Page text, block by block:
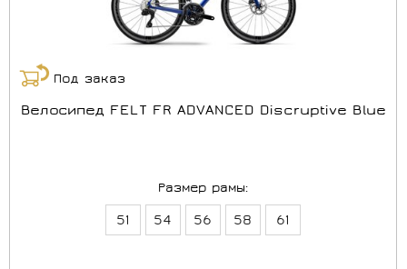
Под заказ
Велосипед FELT FR ADVANCED Discruptive Blue
Размер рамы:
51 54 56 58 61